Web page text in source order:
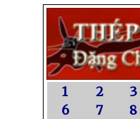
1 2 3
6
7 8